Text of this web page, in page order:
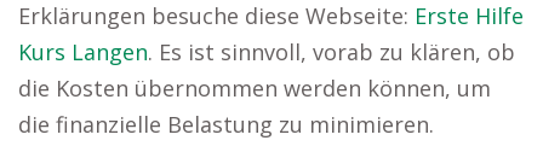
Erklärungen besuche diese Webseite: Erste Hilfe
Kurs Langen. Es ist sinnvoll, vorab zu klären, ob
die Kosten übernommen werden können, um
die finanzielle Belastung zu minimieren.